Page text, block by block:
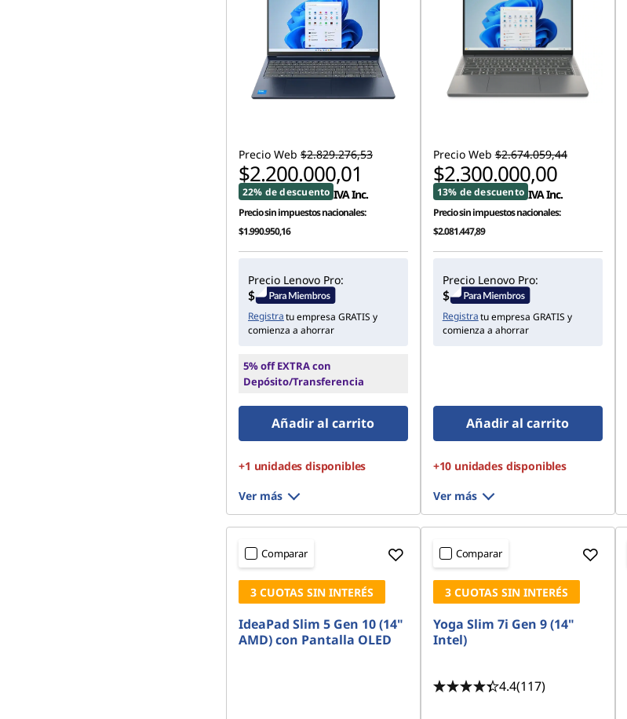
Precio Web $2.829.276,53
$2.200.000,01
22% de descuento IVA Inc.
Precio sin impuestos nacionales:
$1.990.950,16
Precio Lenovo Pro:
Registratu empresa GRATIS y
comienza a ahorrar
5% off EXTRA con
Depósito/Transferencia
Añadir al carrito
+1 unidades disponibles
Ver más
Precio Web $2.674.059,44
$2.300.000,00
13% de descuento IVA Inc.
Precio sin impuestos nacionales:
$2.081.447,89
Precio Lenovo Pro:
Registratu empresa GRATIS y
comienza a ahorrar
Añadir al carrito
+10 unidades disponibles
Ver más
Comparar
3 CUOTAS SIN INTERÉS
IdeaPad Slim 5 Gen 10 (14"
AMD) con Pantalla OLED
Comparar
3 CUOTAS SIN INTERÉS
Yoga Slim 7i Gen 9 (14"
Intel)
4.4(117)